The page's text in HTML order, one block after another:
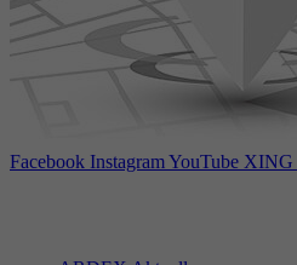
Facebook InstagramYouTube XING